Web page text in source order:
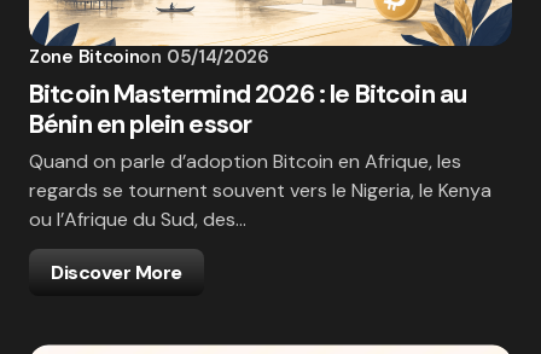
Zone Bitcoinon 05/14/2026
Bitcoin Mastermind 2026 : le Bitcoin au
Bénin en plein essor
Quand on parle d’adoption Bitcoin en Afrique, les
regards se tournent souvent vers le Nigeria, le Kenya
ou l’Afrique du Sud, des…
Discover More